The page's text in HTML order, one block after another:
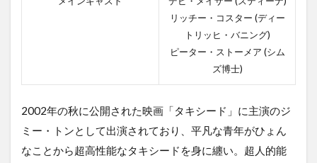
リッチー・コスター (ディー
トリッヒ・バニング)
ピーター・ストーメア (シム
ズ博士)
2002年の秋に公開された映画「タキシード」に主演のジ
ミー・トンとして出演されており、平凡な青年がひょん
なことから超高性能なタキシードを身に纏い。超人的能